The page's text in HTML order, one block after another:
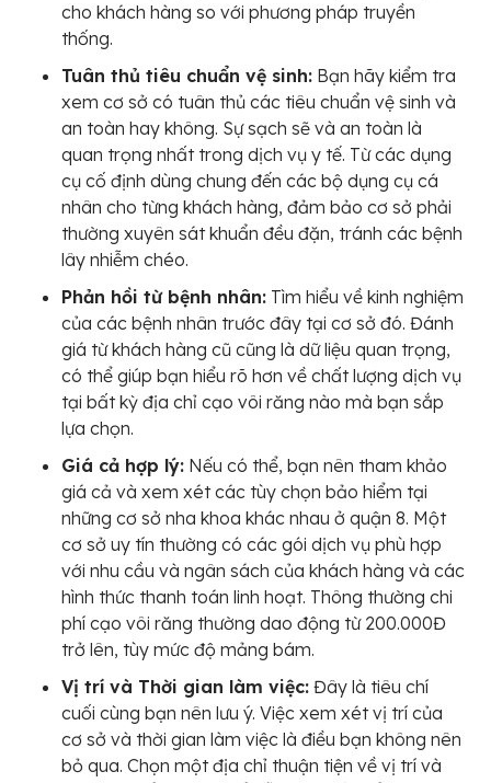
cho khách hàng so với phương pháp truyền
thống.
Tuân thủ tiêu chuẩn vệ sinh: Bạn hãy kiểm tra
xem cơ sở có tuân thủ các tiêu chuẩn vệ sinh và
an toàn hay không. Sự sạch sẽ và an toàn là
quan trọng nhất trong dịch vụ y tế. Từ các dụng
cụ cố định dùng chung đến các bộ dụng cụ cá
nhân cho từng khách hàng, đảm bảo cơ sở phải
thường xuyên sát khuẩn đều đặn, tránh các bệnh
lây nhiễm chéo.
Phản hồi từ bệnh nhân: Tìm hiểu về kinh nghiệm
của các bệnh nhân trước đây tại cơ sở đó. Đánh
giá từ khách hàng cũ cũng là dữ liệu quan trọng,
có thể giúp bạn hiểu rõ hơn về chất lượng dịch vụ
tại bất kỳ địa chỉ cạo vôi răng nào mà bạn sắp
lựa chọn.
Giá cả hợp lý: Nếu có thể, bạn nên tham khảo
giá cả và xem xét các tùy chọn bảo hiểm tại
những cơ sở nha khoa khác nhau ở quận 8. Một
cơ sở uy tín thường có các gói dịch vụ phù hợp
với nhu cầu và ngân sách của khách hàng và các
hình thức thanh toán linh hoạt. Thông thường chi
phí cạo vôi răng thường dao động từ 200.000Đ
trở lên, tùy mức độ mảng bám.
Vị trí và Thời gian làm việc: Đây là tiêu chí
cuối cùng bạn nên lưu ý. Việc xem xét vị trí của
cơ sở và thời gian làm việc là điều bạn không nên
bỏ qua. Chọn một địa chỉ thuận tiện về vị trí và